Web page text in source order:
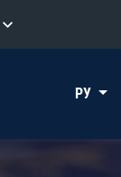
РУ